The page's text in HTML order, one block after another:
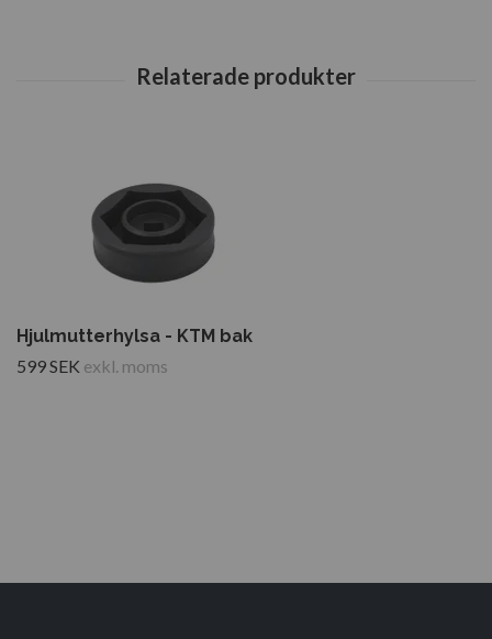
Hjulmutterhylsa - KTM bak
599 SEK exkl. moms